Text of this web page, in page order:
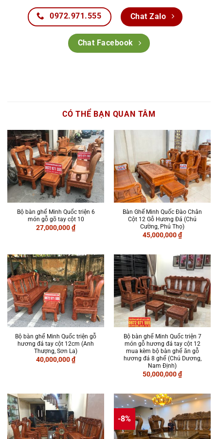
0972.971.555 Chat Zalo
Chat Facebook
CÓ THỂ BẠN QUAN TÂM
Bộ bàn ghế Minh Quốc triện 6
món gỗ gõ tay cột 10
27,000,000₫
Bàn Ghế Minh Quốc Đào Chân
Cột 12 Gỗ Hương Đá (Chú
Cường, Phú Thọ)
45,000,000₫
Bộ bàn ghế Minh Quốc triện gỗ
hương đá tay cột 12cm (Anh
Thượng, Sơn La)
40,000,000₫
Bộ bàn ghế Minh Quốc triện 7
món gỗ hương đá tay cột 12
mua kèm bộ bàn ghế ăn gỗ
hương đá 8 ghế (Chú Dương,
Nam Định)
50,000,000₫
-8%